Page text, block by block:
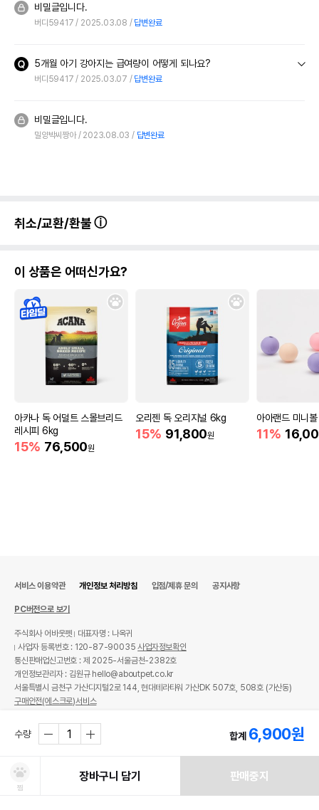
비밀글입니다.
버디59417 2025.03.08 답변완료
5개월 아기 강아지는 급여량이 어떻게 되나요?
버디59417 2025.03.07 답변완료
비밀글입니다.
밀양박씨짱아 2023.08.03 답변완료
취소/교환/환불
이 상품은 어떠신가요?
아카나 독 어덜트 스몰브리드
레시피 6kg
15% 76,500원
오리젠 독 오리지널 6kg
15% 91,800원
아아랜드 미니
11%
수량 합계 6,900원
찜
장바구니 담기 판매중지
서비스 이용약관 개인정보 처리방침 입점/제휴 문의 공지사항
PC버전으로 보기
주식회사 어바웃펫
대표자명 : 나옥귀
사업자 등록번호 : 120-87-90035사업자정보확인
통신판매업신고번호 : 제 2025-서울금천-2382호
개인정보관리자 : 김원규 hello@aboutpet.co.kr
서울특별시 금천구 가산디지털2로 144, 현대테라타워 가산DK 507호, 508호 (가산동)
구매안전(에스크로)서비스